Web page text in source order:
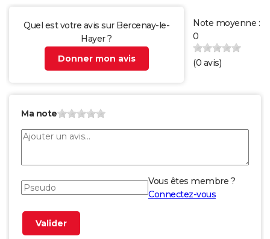
Quel est votre avis sur Bercenay-le-
Hayer ?
Donner mon avis
Note moyenne :
0
(0 avis)
Ma note
Vous êtes membre ?
Connectez-vous